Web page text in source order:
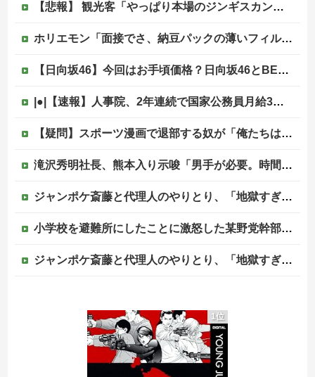
【悲報】 観光客「やっぱり本場のジンギスカンは美味い！」道民ワイ「ぷっｗｗｗｗ」
ホリエモン「面接でさ、納豆パックの薄いフィルムって何のために入っていの？って聞くわけ」
【日向坂46】今回はお手頃価格？日向坂46とBEAMSのコラボが決定！！
|●|【速報】人事院、2年連続で国家公務員月給3%増の「1万5056円」引き上げ勧告 2年で6%超え
【疑問】スポーツ漫画で退部する奴が「俺たちは楽しくやりたかったんだよ」って言い出す理由ｗｗｗｗｗ他
滝沢秀明社長、熊本入り示唆「男手が必要。時間を見つけて行きたい」
ジャンポケ斎藤と代理人のやりとり、「地獄すぎて完全にコントになってる……」と衝撃を受ける人が続出中
小学校を避難所にしたことに激怒した某野党幹部、僅か3文字で論破される偉業を達成してしまい……
ジャンポケ斎藤と代理人のやりとり、「地獄すぎて完全にコントになってる……」と衝撃を受ける人が続出中
海外「先進国で日本だけパスポート所有率が低すぎる、何故なのか」
中国外務省「日本は原爆落とされて当然。どの国も同情なんかしない」
1位